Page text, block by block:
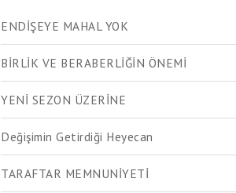
ENDİŞEYE MAHAL YOK
BİRLİK VE BERABERLİĞİN ÖNEMİ
YENİ SEZON ÜZERİNE
Değişimin Getirdiği Heyecan
TARAFTAR MEMNUNİYETİ